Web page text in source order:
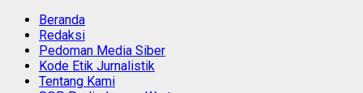
Beranda
Redaksi
Pedoman Media Siber
Kode Etik Jurnalistik
Tentang Kami